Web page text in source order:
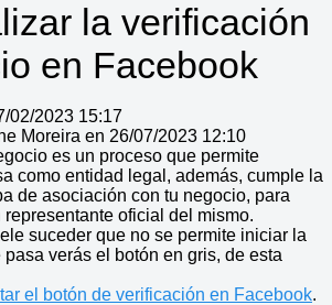
la verificación
en Facebook
02/2023 15:17
Moreira en 26/07/2023 12:10
es un proceso que permite
como entidad legal, además, cumple la
de asociación con tu negocio, para
oficial del mismo.
suceder que no se permite iniciar la
verás el botón en gris, de esta
el botón de verificación en Facebook.